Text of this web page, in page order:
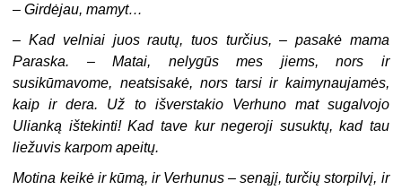
–Girdėjau, mamyt…
–Kad velniai juos rautų, tuos turčius, – pasakė mama
Paraska. – Matai, nelygūs mes jiems, nors ir
susikūmavome, neatsisakė, nors tarsi ir kaimynaujamės,
kaip ir dera. Už to išverstakio Verhuno mat sugalvojo
Ulianką ištekinti! Kad tave kur negeroji susuktų, kad tau
liežuvis karpom apeitų.
Motina keikė ir kūmą, ir Verhunus – senąjį, turčių storpilvį, ir